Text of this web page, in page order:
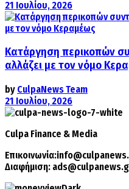
21 Ιουλίου, 2026
Κατάργηση περικοπών
αλλάζει με τον νόμο
by CulpaNews Team
21 Ιουλίου, 2026
Culpa Finance & Media
Επικοινωνία:
Διαφήμιση: